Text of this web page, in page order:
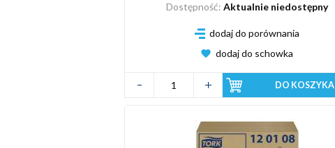
Dostępność: Aktualnie niedostępny
dodaj do porównania
dodaj do schowka
DO KOSZYKA